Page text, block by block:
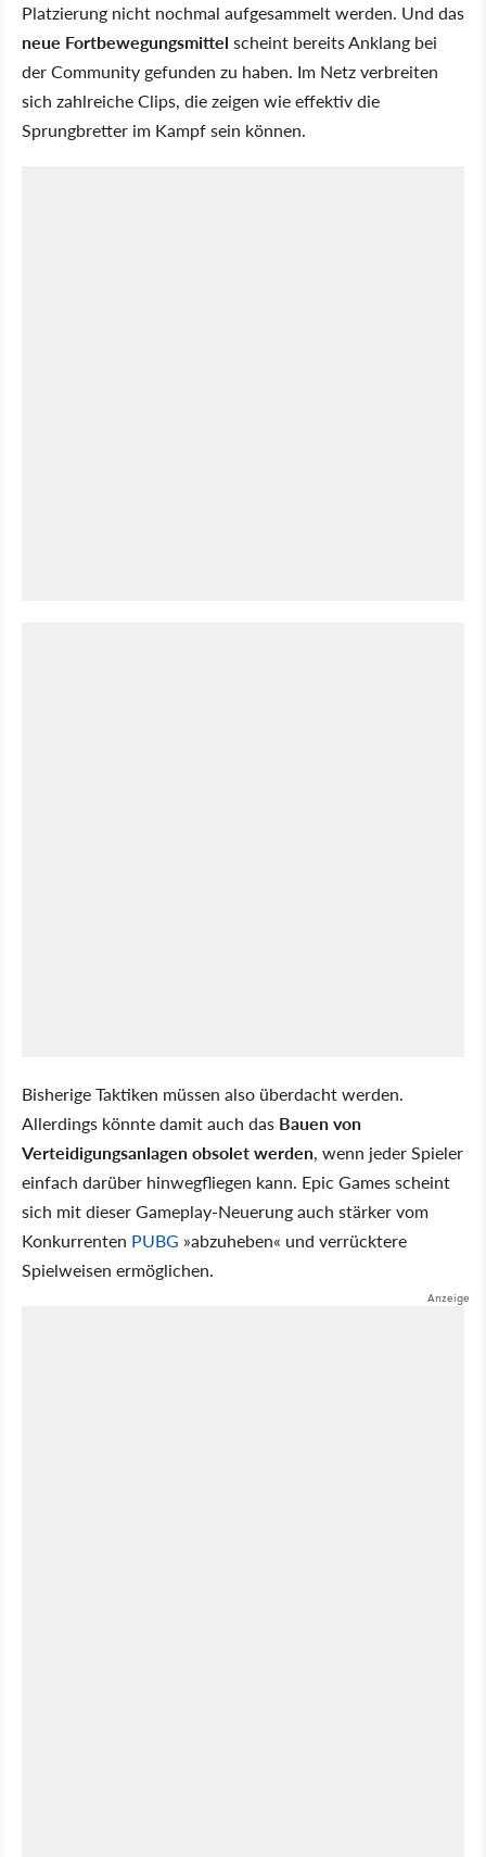
Platzierung nicht nochmal aufgesammelt werden. Und das
neue Fortbewegungsmittel scheint bereits Anklang bei
der Community gefunden zu haben. Im Netz verbreiten
sich zahlreiche Clips, die zeigen wie effektiv die
Sprungbretter im Kampf sein können.
Bisherige Taktiken müssen also überdacht werden.
Allerdings könnte damit auch das Bauen von
Verteidigungsanlagen obsolet werden, wenn jeder Spieler
einfach darüber hinwegfliegen kann. Epic Games scheint
sich mit dieser Gameplay-Neuerung auch stärker vom
Konkurrenten PUBG »abzuheben« und verrücktere
Spielweisen ermöglichen.